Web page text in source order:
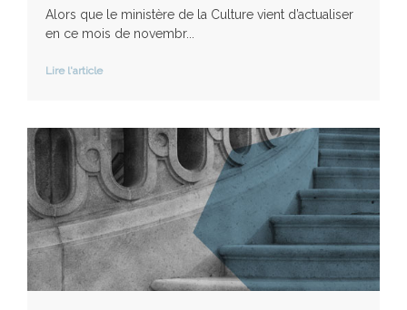
Alors que le ministère de la Culture vient d’actualiser
en ce mois de novembr...
Lire l'article